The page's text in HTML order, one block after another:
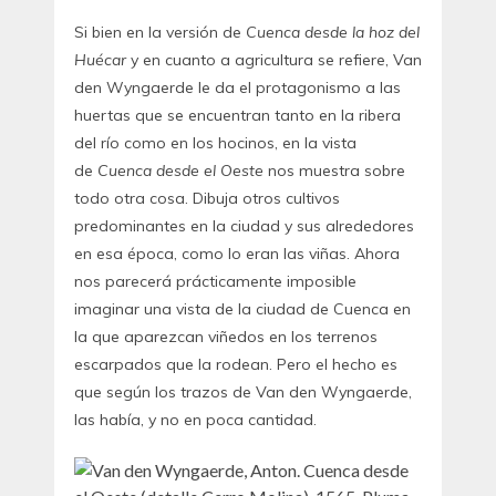
Si bien en la versión de Cuenca desde la hoz del
Huécary en cuanto a agricultura se refiere, Van
den Wyngaerde le da el protagonismo a las
huertas que se encuentran tanto en la ribera
del río como en los hocinos, en la vista
de Cuenca desde el Oeste nos muestra sobre
todo otra cosa. Dibuja otros cultivos
predominantes en la ciudad y sus alrededores
en esa época, como lo eran las viñas. Ahora
nos parecerá prácticamente imposible
imaginar una vista de la ciudad de Cuenca en
la que aparezcan viñedos en los terrenos
escarpados que la rodean. Pero el hecho es
que según los trazos de Van den Wyngaerde,
las había, y no en poca cantidad.